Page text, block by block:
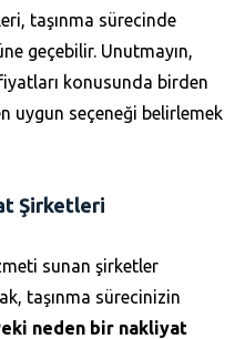
taşınma sürecinde
geçebilir. Unutmayın,
konusunda birden
uygun seçeneği belirlemek
Şirketleri
sunan şirketler
taşınma sürecinizin
neden bir nakliyat